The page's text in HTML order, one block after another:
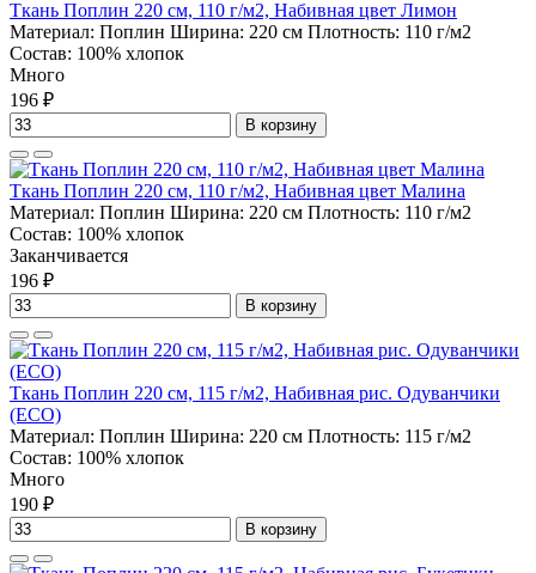
Ткань Поплин 220 см, 110 г/м2, Набивная цвет Лимон
Материал: Поплин Ширина: 220 см Плотность: 110 г/м2
Состав: 100% хлопок
Много
196 ₽
В корзину
Ткань Поплин 220 см, 110 г/м2, Набивная цвет Малина
Материал: Поплин Ширина: 220 см Плотность: 110 г/м2
Состав: 100% хлопок
Заканчивается
196 ₽
В корзину
Ткань Поплин 220 см, 115 г/м2, Набивная рис. Одуванчики
(ECO)
Материал: Поплин Ширина: 220 см Плотность: 115 г/м2
Состав: 100% хлопок
Много
190 ₽
В корзину